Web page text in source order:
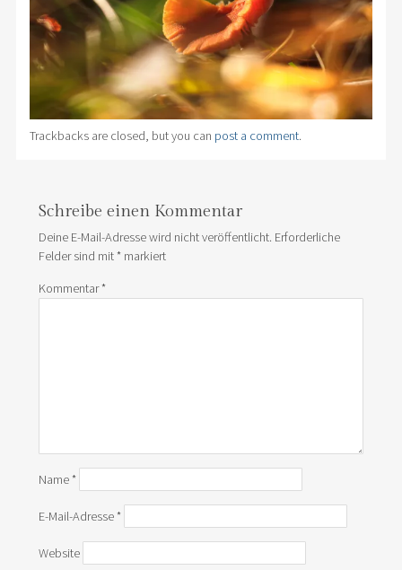
Trackbacks are closed, but you can post a comment.
Schreibe einen Kommentar
Deine E-Mail-Adresse wird nicht veröffentlicht. Erforderliche
Felder sind mit*markiert
Kommentar*
Name*
E-Mail-Adresse*
Website